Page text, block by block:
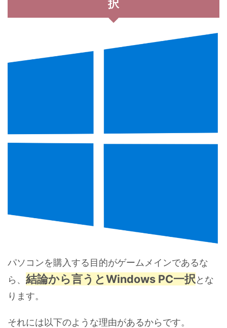
択
パソコンを購入する目的がゲームメインであるな
ら、 結論から言うとWindows PC一択とな
ります。
それには以下のような理由があるからです。